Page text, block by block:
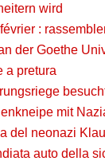
wird
:
der Goethe
a pretura
mit
del neonazi
auto della